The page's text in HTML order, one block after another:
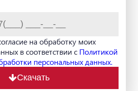
на обработку моих
в соответствии с Политикой
персональных данных.
Скачать